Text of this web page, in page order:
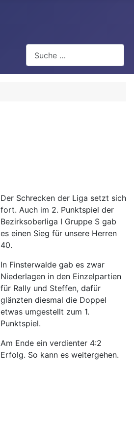
Der Schrecken der Liga setzt sich
fort. Auch im 2. Punktspiel der
Bezirksoberliga I Gruppe S gab
es einen Sieg für unsere Herren
40.
In Finsterwalde gab es zwar
Niederlagen in den Einzelpartien
für Rally und Steffen, dafür
glänzten diesmal die Doppel
etwas umgestellt zum 1.
Punktspiel.
Am Ende ein verdienter 4:2
Erfolg. So kann es weitergehen.